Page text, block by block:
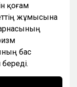
қоғам
жұмысына
бас